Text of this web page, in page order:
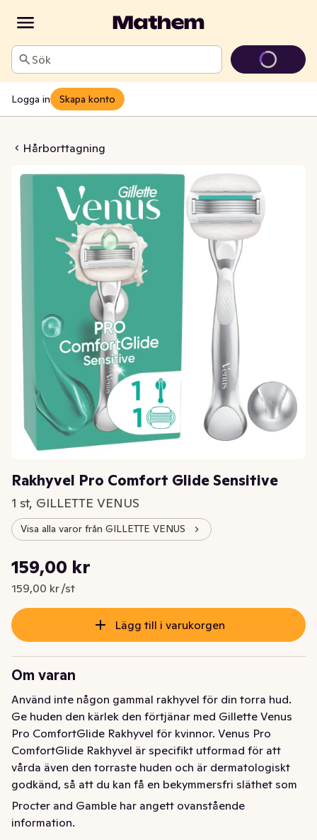
Sök
Logga in Skapa konto
Hårborttagning
Glide Sensitive
Rakhyvel Pro Comfort Glide Sensitive
1 st, GILLETTE VENUS
Visa alla varor från GILLETTE VENUS
Nuvarande pris är: 159,00 kr
159,00 kr
159,00 kr /st
Styckpris: 159,00 kr /st
Lägg till i varukorgen
Om varan
Använd inte någon gammal rakhyvel för din torra hud.
Ge huden den kärlek den förtjänar med Gillette Venus
Pro ComfortGlide Rakhyvel för kvinnor. Venus Pro
ComfortGlide Rakhyvel är specifikt utformad för att
vårda även den torraste huden och är dermatologiskt
godkänd, så att du kan få en bekymmersfri släthet som
varar. SkinCushion är en smörjande remsa med en touch
av aloe som hjälper till att skydda huden mot irritation
Procter and Gamble har angett ovanstående
information.